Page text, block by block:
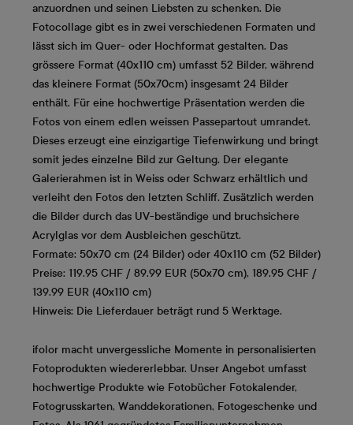
anzuordnen und seinen Liebsten zu schenken. Die
Fotocollage gibt es in zwei verschiedenen Formaten und
lässt sich im Quer- oder Hochformat gestalten. Das
grössere Format (40x110 cm) umfasst 52 Bilder, während
das kleinere Format (50x70cm) insgesamt 24 Bilder
enthält. Für eine hochwertige Präsentation werden die
Fotos von einem edlen weissen Passepartout umrandet.
Dieses erzeugt eine einzigartige Tiefenwirkung und bringt
somit jedes einzelne Bild zur Geltung. Der elegante
Galerierahmen ist in Weiss oder Schwarz erhältlich und
verleiht den Fotos den letzten Schliff. Zusätzlich werden
die Bilder durch das UV-beständige und bruchsichere
Acrylglas vor dem Ausbleichen geschützt.
Formate: 50x70 cm (24 Bilder) oder 40x110 cm (52 Bilder)
Preise: 119.95 CHF / 89.99 EUR (50x70 cm), 189.95 CHF /
139.99 EUR (40x110 cm)
Hinweis: Die Lieferdauer beträgt rund 5 Werktage.
ifolor macht unvergessliche Momente in personalisierten
Fotoprodukten wiedererlebbar. Unser Angebot umfasst
hochwertige Produkte wie Fotobücher Fotokalender,
Fotogrusskarten, Wanddekorationen, Fotogeschenke und